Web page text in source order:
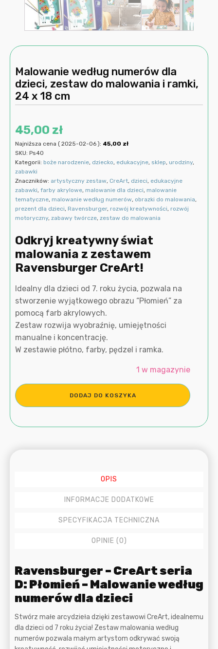
Malowanie według numerów dla
dzieci, zestaw do malowania i ramki,
24 x 18 cm
45,00 zł
Najniższa cena ( 2025-02-06): 45,00 zł
SKU: Ps40
Kategorii: boże narodzenie, dziecko, edukacyjne, sklep, urodziny,
zabawki
Znaczników: artystyczny zestaw, CreArt, dzieci, edukacyjne
zabawki, farby akrylowe, malowanie dla dzieci, malowanie
tematyczne, malowanie według numerów, obrazki do malowania,
prezent dla dzieci, Ravensburger, rozwój kreatywności, rozwój
motoryczny, zabawy twórcze, zestaw do malowania
Odkryj kreatywny świat
malowania z zestawem
Ravensburger CreArt!
Idealny dla dzieci od 7. roku życia, pozwala na
stworzenie wyjątkowego obrazu “Płomień” za
pomocą farb akrylowych.
Zestaw rozwija wyobraźnię, umiejętności
manualne i koncentrację.
W zestawie płótno, farby, pędzel i ramka.
1 w magazynie
ilość
Malowanie
dla
DODAJ DO KOSZYKA
OPIS
INFORMACJE DODATKOWE
SPECYFIKACJA TECHNICZNA
OPINIE (0)
Ravensburger – CreArt seria
D: Płomień – Malowanie według
numerów dla dzieci
Stwórz małe arcydzieła dzięki zestawowi CreArt, idealnemu
dla dzieci od 7 roku życia! Zestaw malowania według
numerów pozwala małym artystom odkrywać swoją